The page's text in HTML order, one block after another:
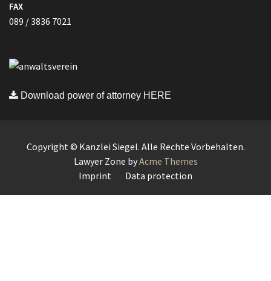
FAX
089 / 3836 7021
Download power of attorney HERE
Copyright © Kanzlei Siegel. Alle Rechte Vorbehalten.
Lawyer Zone byAcme Themes
Imprint
Data protection